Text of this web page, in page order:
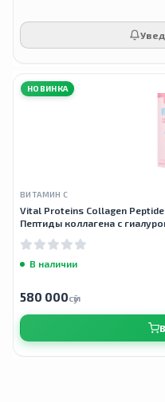
НОВИНКА
ВИТАМИН С
Vital Proteins Collagen
Пептиды коллагена с
В наличии
580 000сӯм